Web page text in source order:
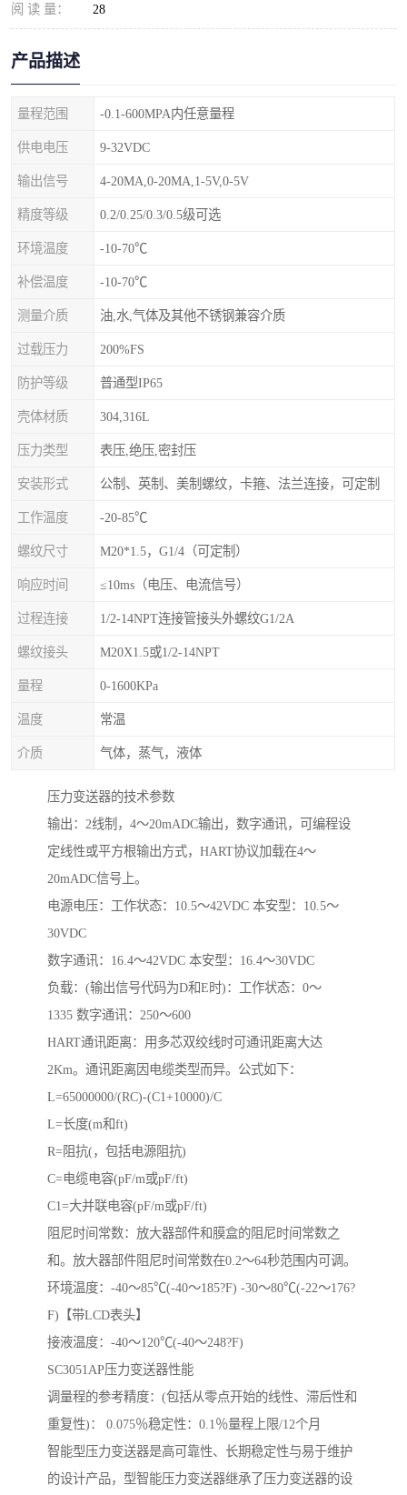
阅 读 量： 28
产品描述
量程范围 -0.1-600MPA内任意量程
供电电压 9-32VDC
输出信号 4-20MA,0-20MA,1-5V,0-5V
精度等级 0.2/0.25/0.3/0.5级可选
环境温度 -10-70℃
补偿温度 -10-70℃
测量介质 油,水,气体及其他不锈钢兼容介质
过载压力 200%FS
防护等级 普通型IP65
壳体材质 304,316L
压力类型 表压,绝压,密封压
安装形式 公制、英制、美制螺纹，卡箍、法兰连接，可定制
工作温度 -20-85℃
螺纹尺寸 M20*1.5，G1/4（可定制）
响应时间 ≤10ms（电压、电流信号）
过程连接 1/2-14NPT连接管接头外螺纹G1/2A
螺纹接头 M20X1.5或1/2-14NPT
量程 0-1600KPa
温度 常温
介质 气体，蒸气，液体
压力变送器的技术参数
输出：2线制，4～20mADC输出，数字通讯，可编程设
定线性或平方根输出方式，HART协议加载在4～
20mADC信号上。
电源电压：工作状态：10.5～42VDC 本安型：10.5～
30VDC
数字通讯：16.4～42VDC 本安型：16.4～30VDC
负载：(输出信号代码为D和E时)：工作状态：0～
1335 数字通讯：250～600
HART通讯距离：用多芯双绞线时可通讯距离大达
2Km。通讯距离因电缆类型而异。公式如下：
L=65000000/(RC)-(C1+10000)/C
L=长度(m和ft)
R=阻抗(，包括电源阻抗)
C=电缆电容(pF/m或pF/ft)
C1=大并联电容(pF/m或pF/ft)
阻尼时间常数：放大器部件和膜盒的阻尼时间常数之
和。放大器部件阻尼时间常数在0.2～64秒范围内可调。
环境温度：-40～85℃(-40～185?F) -30～80℃(-22～176?
F)【带LCD表头】
接液温度：-40～120℃(-40～248?F)
SC3051AP压力变送器性能
调量程的参考精度：(包括从零点开始的线性、滞后性和
重复性)： 0.075％稳定性：0.1％量程上限/12个月
智能型压力变送器是高可靠性、长期稳定性与易于维护
的设计产品，型智能压力变送器继承了压力变送器的设